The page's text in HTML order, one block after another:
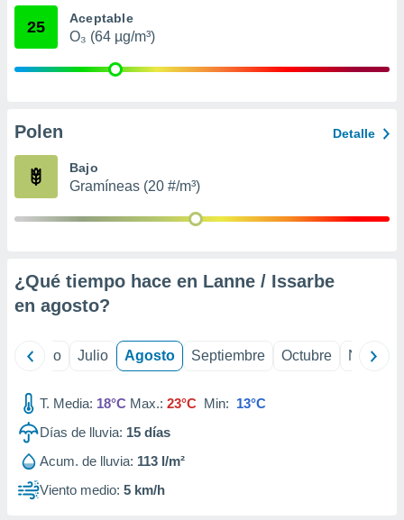
e
de
25 Aceptable
O₃ (64 µg/m³)
Polen Detalle
Bajo
Gramíneas (20 #/m³)
¿Qué tiempo hace en Lanne / Issarbe
en agosto?
Junio Julio Agosto Septiembre Octubre
T. Media: 18°C Max.: 23°C Min: 13°C
Días de lluvia: 15 días
Acum. de lluvia: 113 l/m²
Viento medio: 5 km/h